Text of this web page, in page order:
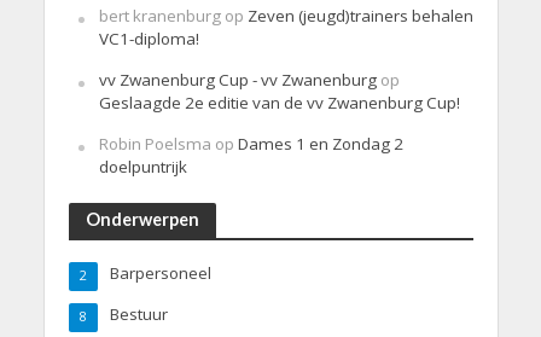
bert kranenburgop Zeven (jeugd)trainers behalen
VC1-diploma!
vv Zwanenburg Cup - vv Zwanenburgop
Geslaagde 2e editie van de vv Zwanenburg Cup!
Robin Poelsma op Dames 1 en Zondag 2
doelpuntrijk
Onderwerpen
Barpersoneel
2
Bestuur
8